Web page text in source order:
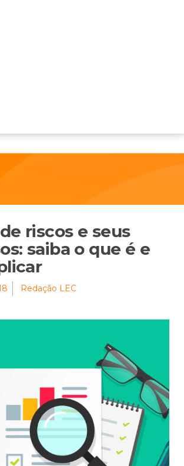
riscos e seus
saiba o que é e
Redação LEC